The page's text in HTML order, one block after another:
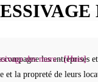
les entreprises
et la propreté de leurs